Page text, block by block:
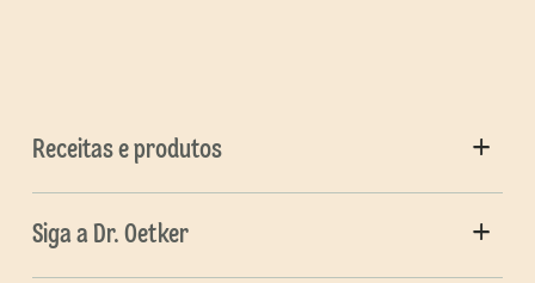
Receitas e produtos
Siga a Dr. Oetker